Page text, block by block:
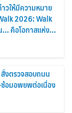
วให้มีความหมาย
2026: Walk
คือโอกาสแห่ง
งตรวจสอบถนน
ซ้อมอพยพต่อเนื่อง